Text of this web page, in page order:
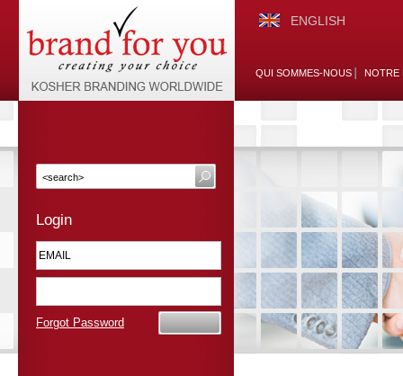
ENGLISH
QUI SOMMES-NOUS NOTRE
Login
Forgot Password